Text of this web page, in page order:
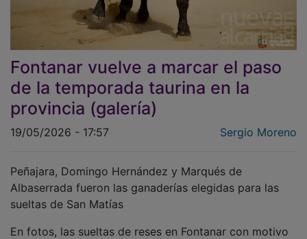
Fontanar vuelve a marcar el paso
de la temporada taurina en la
provincia (galería)
19/05/2026 - 17:57 Sergio Moreno
Peñajara, Domingo Hernández y Marqués de
Albaserrada fueron las ganaderías elegidas para las
sueltas de San Matías
En fotos, las sueltas de reses en Fontanar con motivo